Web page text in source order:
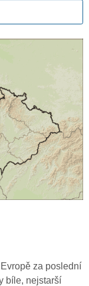
za poslední
bíle, nejstarší